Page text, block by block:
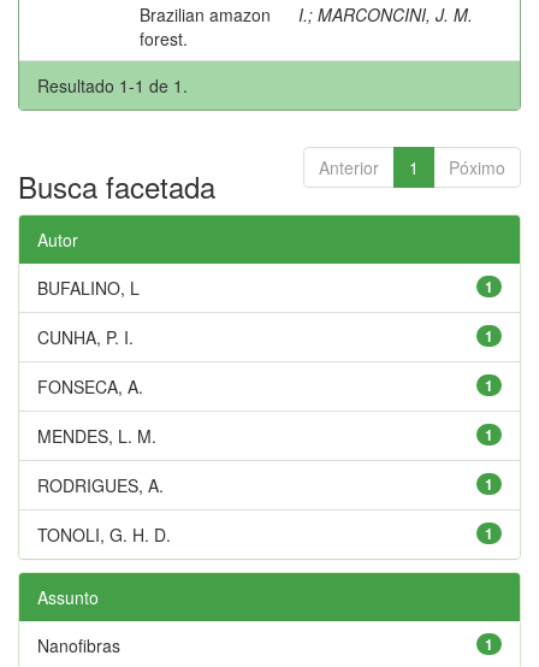
Brazilian amazon
forest.
I.; MARCONCINI, J. M.
Resultado 1-1 de 1.
Anterior 1 Póximo
Busca facetada
Autor
1
BUFALINO, L
1
CUNHA, P. I.
1
FONSECA, A.
1
MENDES, L. M.
1
RODRIGUES, A.
1
TONOLI, G. H. D.
Assunto
1
Nanofibras